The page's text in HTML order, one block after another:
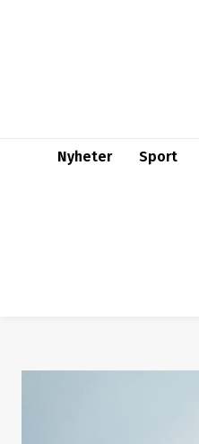
Nyheter Sport